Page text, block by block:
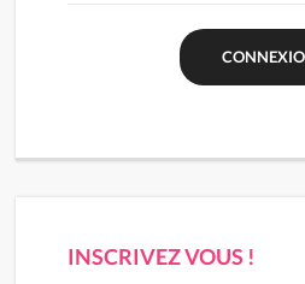
INSCRIVEZ VOUS !